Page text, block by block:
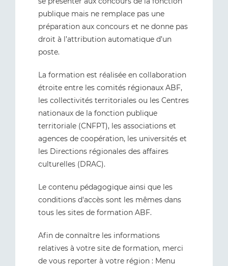
publique mais ne remplace pas une
préparation aux concours et ne donne pas
droit à l’attribution automatique d’un
poste.
La formation est réalisée en collaboration
étroite entre les comités régionaux ABF,
les collectivités territoriales ou les Centres
nationaux de la fonction publique
territoriale (CNFPT), les associations et
agences de coopération, les universités et
les Directions régionales des affaires
culturelles (DRAC).
Le contenu pédagogique ainsi que les
conditions d'accès sont les mêmes dans
tous les sites de formation ABF.
Afin de connaître les informations
relatives à votre site de formation, merci
de vous reporter à votre région : Menu